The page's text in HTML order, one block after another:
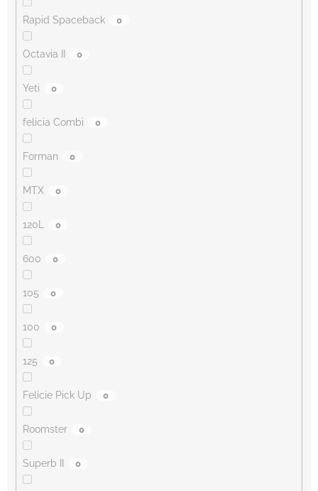
Rapid Spaceback 0
Octavia II 0
Yeti 0
felicia Combi 0
Forman 0
MTX 0
120L 0
600 0
105 0
100 0
125 0
Felicie Pick Up 0
Roomster 0
Superb II 0